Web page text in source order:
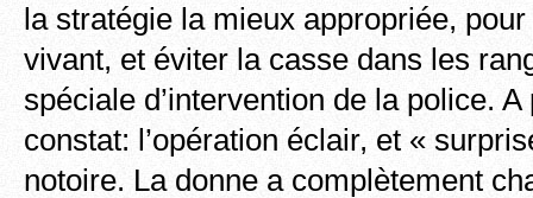
la stratégie la mieux appropriée,
vivant, et éviter la casse dans les
spéciale d’intervention de la police.
constat: l’opération éclair, et «
notoire. La donne a complètement